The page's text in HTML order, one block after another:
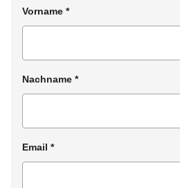
Vorname *
Nachname *
Email *